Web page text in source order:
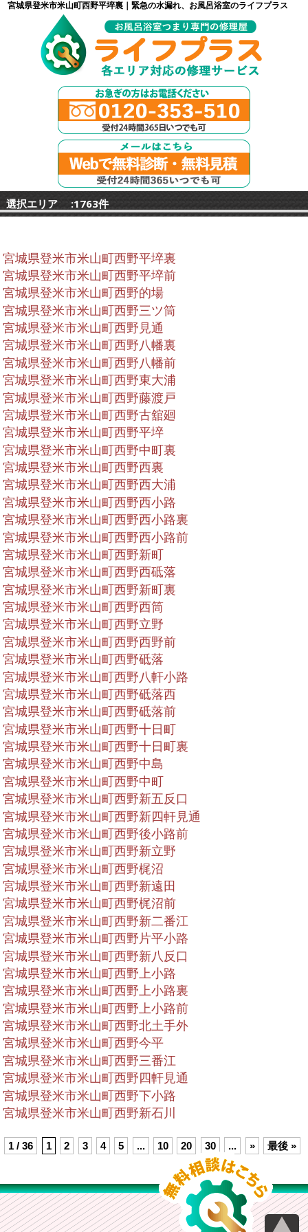
宮城県登米市米山町西野平埣裏｜緊急の水漏れ、お風呂浴室のライフプラス
選択エリア :1763件
宮城県登米市米山町西野平埣裏
宮城県登米市米山町西野平埣前
宮城県登米市米山町西野的場
宮城県登米市米山町西野三ツ筒
宮城県登米市米山町西野見通
宮城県登米市米山町西野八幡裏
宮城県登米市米山町西野八幡前
宮城県登米市米山町西野東大浦
宮城県登米市米山町西野藤渡戸
宮城県登米市米山町西野古舘廻
宮城県登米市米山町西野平埣
宮城県登米市米山町西野中町裏
宮城県登米市米山町西野西裏
宮城県登米市米山町西野西大浦
宮城県登米市米山町西野西小路
宮城県登米市米山町西野西小路裏
宮城県登米市米山町西野西小路前
宮城県登米市米山町西野新町
宮城県登米市米山町西野西砥落
宮城県登米市米山町西野新町裏
宮城県登米市米山町西野西筒
宮城県登米市米山町西野立野
宮城県登米市米山町西野西野前
宮城県登米市米山町西野砥落
宮城県登米市米山町西野八軒小路
宮城県登米市米山町西野砥落西
宮城県登米市米山町西野砥落前
宮城県登米市米山町西野十日町
宮城県登米市米山町西野十日町裏
宮城県登米市米山町西野中島
宮城県登米市米山町西野中町
宮城県登米市米山町西野新五反口
宮城県登米市米山町西野新四軒見通
宮城県登米市米山町西野後小路前
宮城県登米市米山町西野新立野
宮城県登米市米山町西野梶沼
宮城県登米市米山町西野新遠田
宮城県登米市米山町西野梶沼前
宮城県登米市米山町西野新二番江
宮城県登米市米山町西野片平小路
宮城県登米市米山町西野新八反口
宮城県登米市米山町西野上小路
宮城県登米市米山町西野上小路裏
宮城県登米市米山町西野上小路前
宮城県登米市米山町西野北土手外
宮城県登米市米山町西野今平
宮城県登米市米山町西野三番江
宮城県登米市米山町西野四軒見通
宮城県登米市米山町西野下小路
宮城県登米市米山町西野新石川
1 / 36 1 2 3 4 5 ... 10 20 30 ... » 最後 »